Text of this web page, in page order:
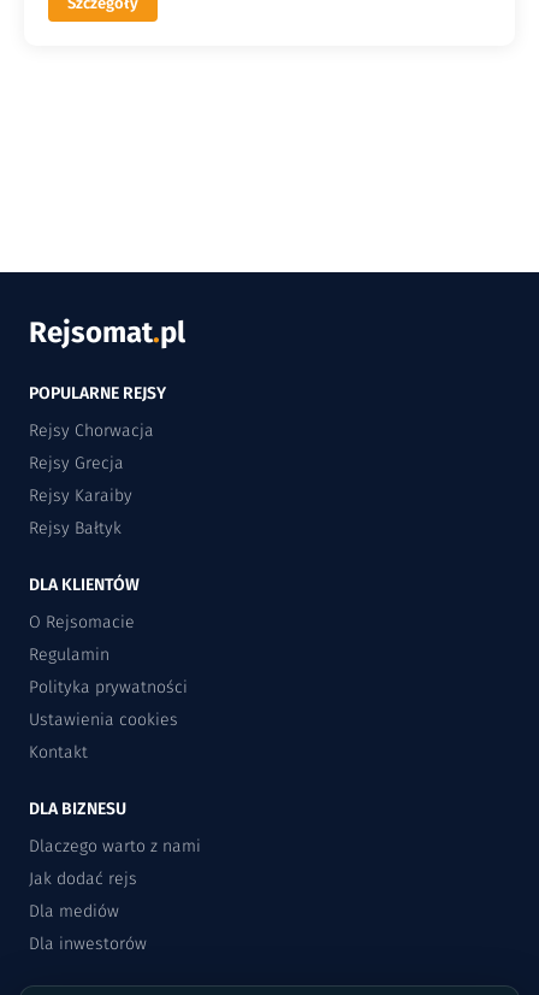
Rejsomat.pl
POPULARNE REJSY
Rejsy Chorwacja
Rejsy Grecja
Rejsy Karaiby
Rejsy Bałtyk
DLA KLIENTÓW
O Rejsomacie
Regulamin
Polityka prywatności
Ustawienia cookies
Kontakt
DLA BIZNESU
Dlaczego warto z nami
Jak dodać rejs
Dla mediów
Dla inwestorów